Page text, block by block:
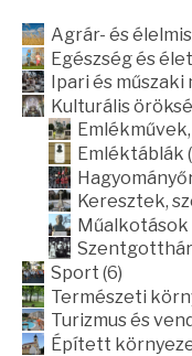
Agrár- és
Egészség és
Ipari és
Kulturális
Emléktáblák
Keresztek,
Műalkotások
Sport (6)
Természeti
Turizmus és
Épített